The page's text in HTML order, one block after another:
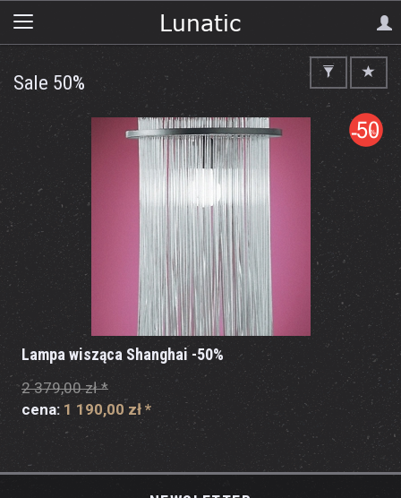
Sale 50%
Lampa wisząca Shanghai -50%
2 379,00 zł *
cena: 1 190,00 zł*